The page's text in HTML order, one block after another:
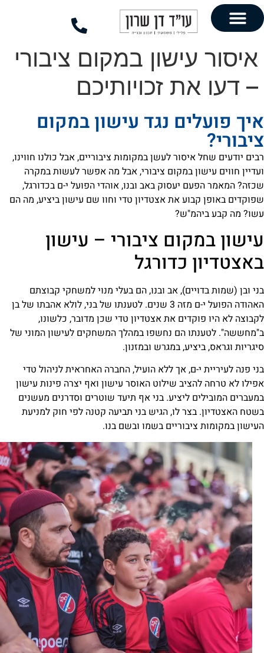
לתוכן
במקום ציבורי
זכויותיכם
נגד עישון במקום
לעשן במקומות ציבוריים, אבל כולנו חווינו,
במקום ציבורי, אבל מה אפשר לעשות במקרה
יעסוק באב ובנו, אוהדי הפועל י-ם בכדורגל,
את אצטדיון טדי וחוו שם עישון ביציע, מה הם
ציבורי – עישון
כדורגל
אב ובנו, הם בעלי מנוי למשחקי קבוצתם
האהודה הפועל י-ם מזה 3 שנים. לטענתו של בני, לולא אהבתו של בן
את אצטדיון טדי שכן מדובר, כלשונו,
הם נחשפו במהלך המשחקים לעישון המוני של
במגרש ובמזנון.
י-ם, אך ללא הועיל, החברה האחראית לניהול טדי
שילוט האוסר עישון ואף יצרה פינות עישון
ליציע. בני אף תיעד שוטרים וסדרנים מעשנים
לו, הגיש בני תביעה קטנה לפי חוק למניעת
בשמו ובשם בנו.